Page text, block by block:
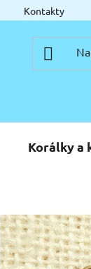
Kontakty
Korálky a